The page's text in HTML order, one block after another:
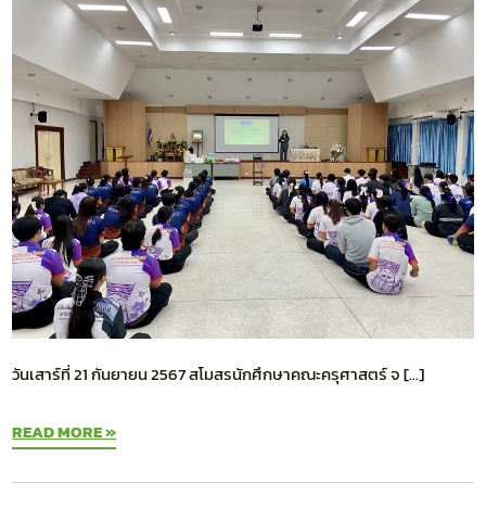
วันเสาร์ที่ 21 กันยายน 2567 สโมสรนักศึกษาคณะครุศาสตร์ จ […]
READ MORE »